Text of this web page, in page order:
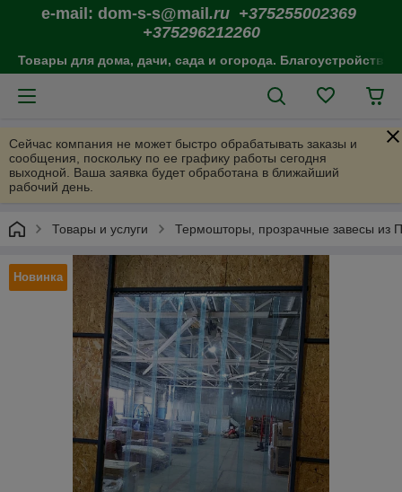
e-mail: dom-s-s@mail .ru +375255002369
+375296212260
Товары для дома, дачи, сада и огорода. Благоустройство
Сейчас компания не может быстро обрабатывать заказы и
сообщения, поскольку по ее графику работы сегодня
выходной. Ваша заявка будет обработана в ближайший
рабочий день.
Товары и услуги Термошторы, прозрачные завесы из
Новинка